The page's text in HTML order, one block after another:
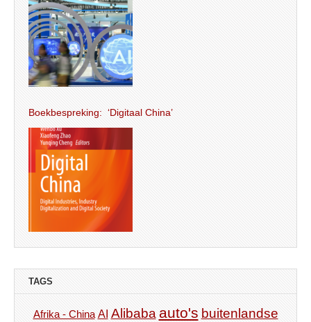
Boekbespreking: ‘Digitaal China’
TAGS
Afrika - China AI Alibaba auto's buitenlandse